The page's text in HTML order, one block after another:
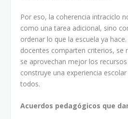
Por eso, la coherencia intraciclo
como una tarea adicional, sino
ordenar lo que la escuela ya
docentes comparten criterios, se
se aprovechan mejor los
construye una experiencia
todos.
Acuerdos pedagógicos que